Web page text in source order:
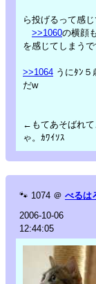
ら投げるって感じ
>>1060の横顔
を感じてしまうで
>>1064 うにﾀﾝ５
だw
←もてあそばれて
ゃ。ｶﾜｲｿｽ
🐾 1074 ＠ べるは
2006-10-06
12:44:05